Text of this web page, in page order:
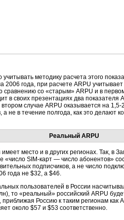
методику расчета этого
года, при расчете ARPU
сравнению со «старым» ARPU и в
в своих презентациях два
случае ARPU оказывается на
а не в течение полгода, как это
Реальный ARPU
место и в других регионах. Так, в
«число SIM-карт — число абонентов»
подписчиков, а не число
года не $32, а $46.
пользователей в России
то «реальный» российский ARPU
Россию к таким регионам как
около $57 и $53 соответственно.